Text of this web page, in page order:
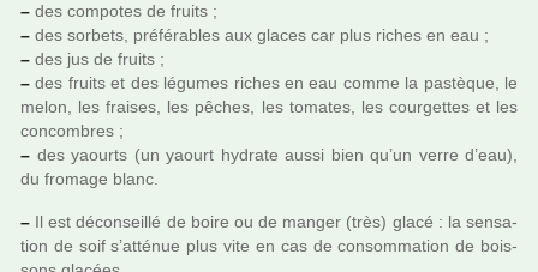
– des com­po­tes de fruits ;
– des sor­bets, pré­fé­ra­bles aux glaces car plus riches en eau ;
– des jus de fruits ;
– des fruits et des légu­mes riches en eau comme la pas­tè­que, le
melon, les frai­ses, les pêches, les toma­tes, les cour­get­tes et les
concom­bres ;
– des yaourts (un yaourt hydrate aussi bien qu’un verre d’eau),
du fro­mage blanc.
– Il est déconseillé de boire ou de manger (très) glacé : la sen­sa­
tion de soif s’atté­nue plus vite en cas de consom­ma­tion de bois­